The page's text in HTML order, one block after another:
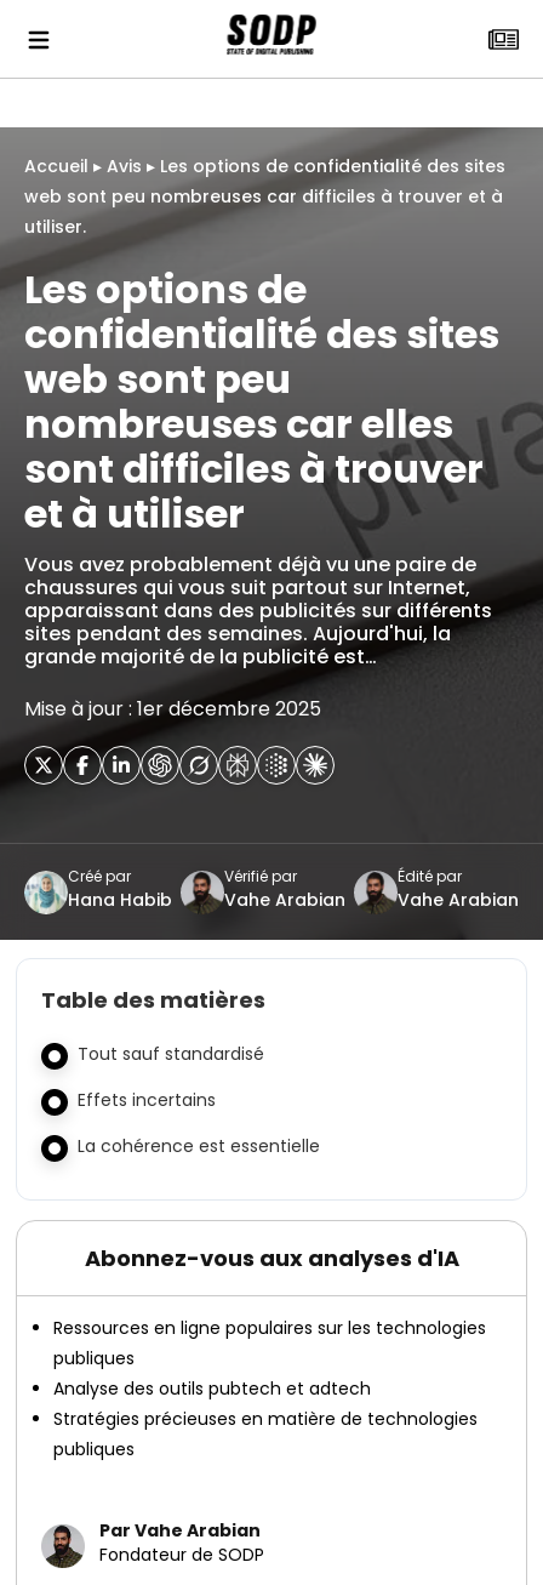
Accueil ▸ Avis ▸ Les options de confidentialité des sites
web sont peu nombreuses car difficiles à trouver et à
utiliser.
Les options de
confidentialité des sites
web sont peu
nombreuses car elles
sont difficiles à trouver
et à utiliser
Vous avez probablement déjà vu une paire de
chaussures qui vous suit partout sur Internet,
apparaissant dans des publicités sur différents
sites pendant des semaines. Aujourd'hui, la
grande majorité de la publicité est…
Mise à jour : 1er décembre 2025
Créé par
Hana Habib
Vérifié par
Vahe Arabian
Édité par
Vahe Arabian
Table des matières
Tout sauf standardisé
Effets incertains
La cohérence est essentielle
Abonnez-vous aux analyses d'IA
Ressources en ligne populaires sur les technologies
publiques
Analyse des outils pubtech et adtech
Stratégies précieuses en matière de technologies
publiques
Par Vahe Arabian
Fondateur de SODP